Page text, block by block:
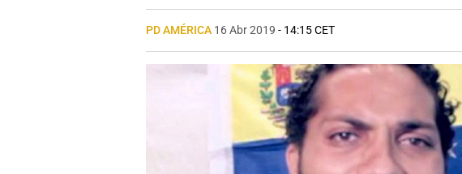
PD AMÉRICA 16 Abr 2019 - 14:15 CET